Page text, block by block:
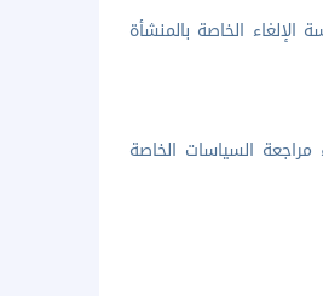
الخاصة بالمنشأة
السياسات الخاصة